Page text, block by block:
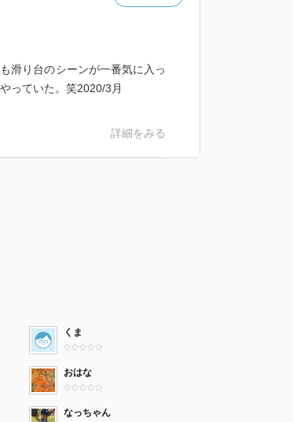
滑り台のシーンが一番気に入っ
っていた。笑2020/3月
詳細をみる
くま
おはな
なっちゃん